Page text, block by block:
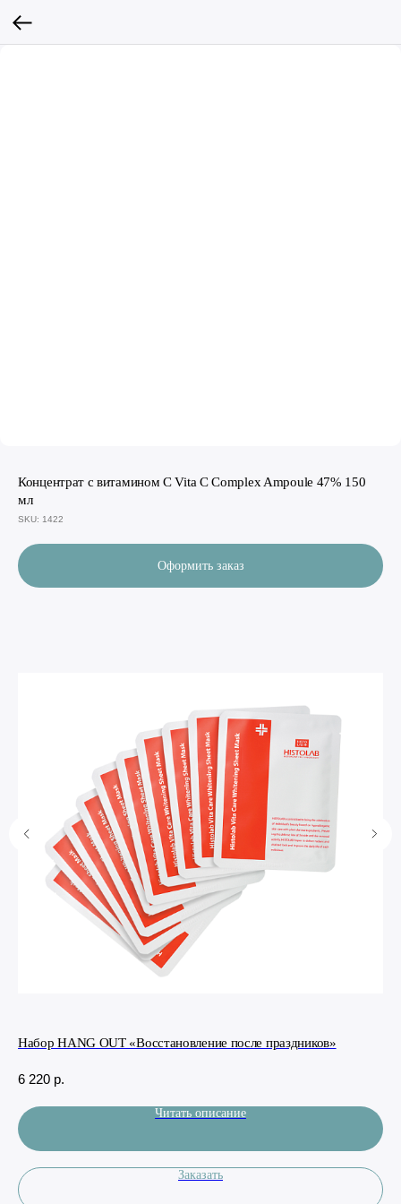
Концентрат с витамином С Vita C Complex Ampoule 47% 150
мл
SKU: 1422
Оформить заказ
Набор HANG OUT «Восстановление после праздников»
6 220 р.
Читать описание
Заказать